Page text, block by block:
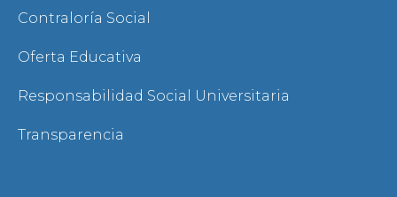
Contraloría Social
Oferta Educativa
Responsabilidad Social Universitaria
Transparencia